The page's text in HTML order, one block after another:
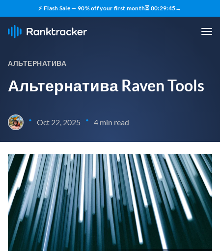
⚡ Flash Sale — 90% off your first month⏳ 00:29:44→
АЛЬТЕРНАТИВА
Альтернатива Raven Tools
• Oct 22, 2025 • 4 min read